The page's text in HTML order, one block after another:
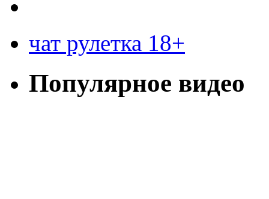
чат рулетка 18+
Популярное видео